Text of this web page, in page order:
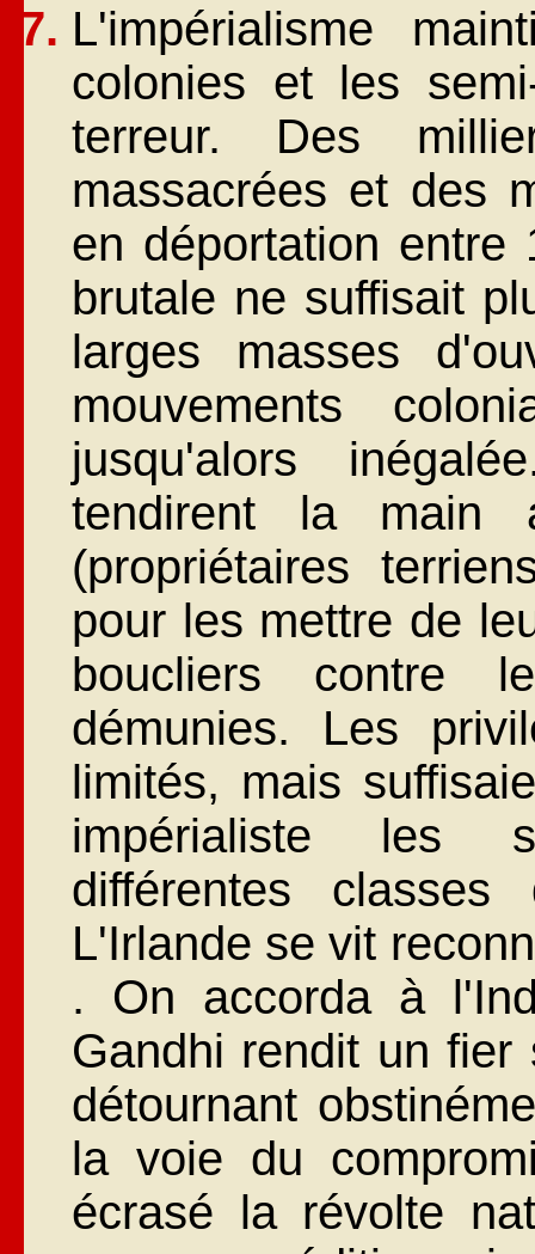
L'impérialisme
colonies et les
terreur. Des
massacrées et des
en déportation
brutale ne suffisait
larges masses
mouvements
jusqu'alors
tendirent la main
(propriétaires
pour les mettre de
boucliers contre
démunies. Les
limités, mais
impérialiste les
différentes
L'Irlande se vit
. On accorda à
Gandhi rendit un fier
détournant
la voie du
écrasé la révolte